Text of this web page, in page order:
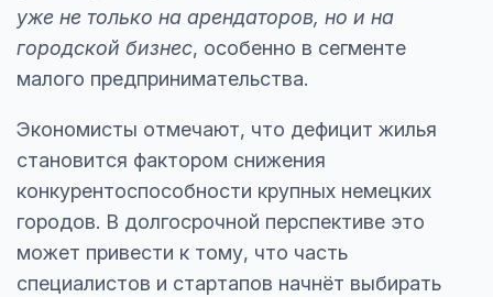
уже не только на арендаторов, но и на
городской бизнес, особенно в сегменте
малого предпринимательства.
Экономисты отмечают, что дефицит жилья
становится фактором снижения
конкурентоспособности крупных немецких
городов. В долгосрочной перспективе это
может привести к тому, что часть
специалистов и стартапов начнёт выбирать